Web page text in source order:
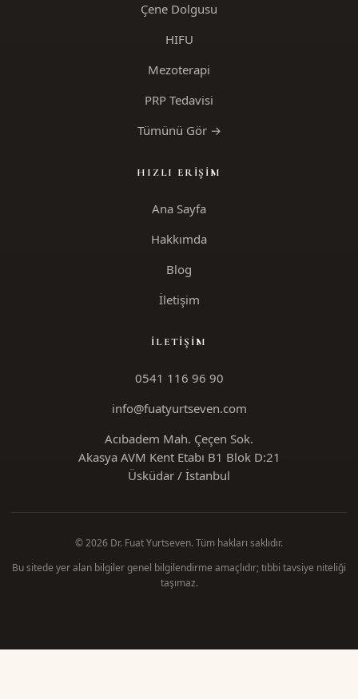
Çene Dolgusu
HIFU
Mezoterapi
PRP Tedavisi
Tümünü Gör →
HIZLI ERIŞIM
Ana Sayfa
Hakkımda
Blog
İletişim
İLETIŞIM
0541 116 96 90
info@fuatyurtseven.com
Acıbadem Mah. Çeçen Sok.
Akasya AVM Kent Etabı B1 Blok D:21
Üsküdar / İstanbul
© 2026 Dr. Fuat Yurtseven. Tüm hakları saklıdır.
Bu sitede yer alan bilgiler genel bilgilendirme amaçlıdır; tıbbi tavsiye niteliği
taşımaz.